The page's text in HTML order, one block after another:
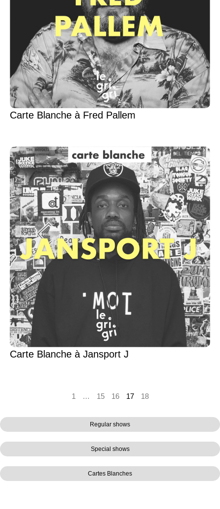
Regular shows
Special shows
Cartes Blanches
Carte Blanche à Fred Pallem
Carte Blanche à Jansport J
1 … 15 16 17 18